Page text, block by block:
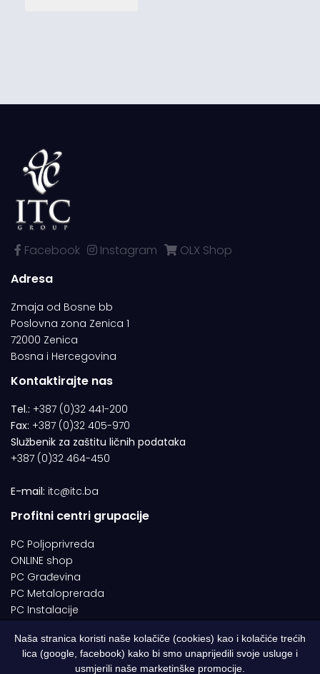
Facebook Instagram
OLX Shop
Adresa
Zmaja od Bosne bb
Poslovna zona Zenica 1
72000 Zenica
Bosna i Hercegovina
Kontaktirajte nas
Tel.: +387 (0)32 441-200
Fax: +387 (0)32 405-970
Službenik za zaštitu ličnih podataka
+387 (0)32 464-450
E-mail: itc@itc.ba
Profitni centri grupacije
PC Poljoprivreda
ONLINE shop
PC Građevina
PC Metaloprerada
PC Instalacije
© 1994-2026 | ITC d.o.o. Zenica. Sva prava pridržana | Designed by
Naša stranica koristi naše kolačiče (cookies) kao i kolačiće trećih
lica (google, facebook) kako bi smo unaprijedili svoje usluge i
usmjerili naše marketinške promocije.